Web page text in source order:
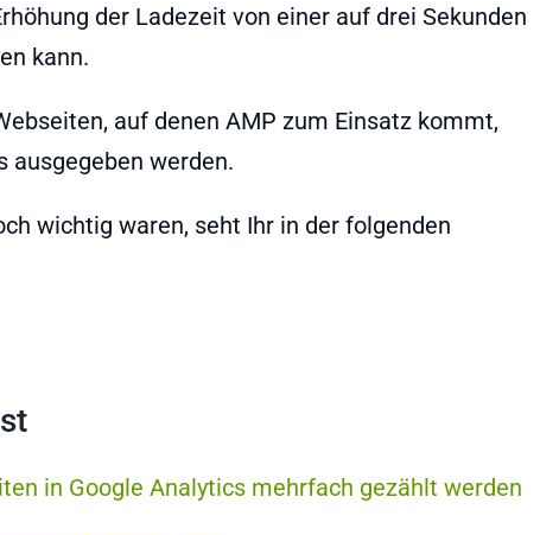
der Ladezeit von einer auf drei Sekunden
kann.
auf denen AMP zum Einsatz kommt,
ausgegeben werden.
wichtig waren, seht Ihr in der folgenden
in Google Analytics mehrfach gezählt werden